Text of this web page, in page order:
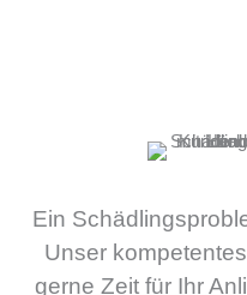
Ein
Unser
gerne Zeit für Ihr